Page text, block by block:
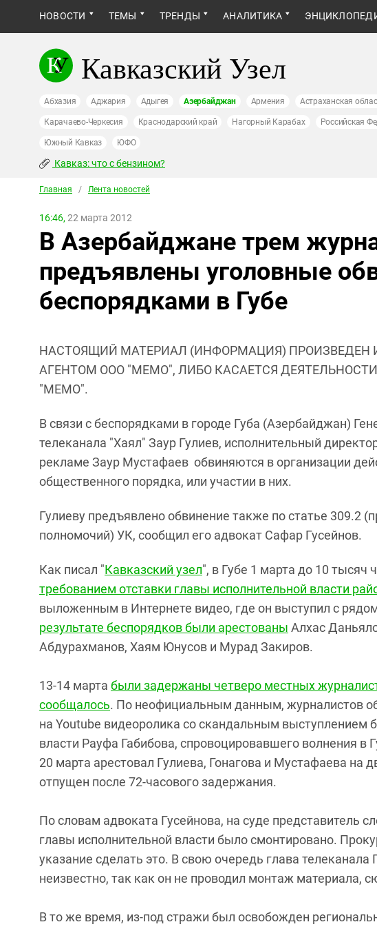
НОВОСТИ ТЕМЫ ТРЕНДЫ АНАЛИТИКА
Кавказский Узел
Абхазия Аджария Адыгея Азербайджан Армения Астраханская
Карачаево-Черкесия Краснодарский край Нагорный Карабах Российская
Южный Кавказ ЮФО
Кавказ: что с бензином?
Главная / Лента новостей
16:46, 22 марта 2012
В Азербайджане трем
предъявлены уголовные
беспорядками в Губе
НАСТОЯЩИЙ МАТЕРИАЛ (ИНФОРМАЦИЯ) ПРОИЗВЕДЕН
АГЕНТОМ ООО "МЕМО", ЛИБО КАСАЕТСЯ
"МЕМО".
В связи с беспорядками в городе Губа (Азербайджан)
телеканала "Хаял" Заур Гулиев, исполнительный
рекламе Заур Мустафаев обвиняются в организации
общественного порядка, или участии в них.
Гулиеву предъявлено обвинение также по статье 309.2
полномочий) УК, сообщил его адвокат Сафар Гусейнов.
Как писал "Кавказский узел", в Губе 1 марта до 10 тысяч
требованием отставки главы исполнительной власти
выложенным в Интернете видео, где он выступил с
результате беспорядков были арестованы Алхас
Абдурахманов, Хаям Юнусов и Мурад Закиров.
13-14 марта были задержаны четверо местных
сообщалось. По неофициальным данным, журналистов
на Youtube видеоролика со скандальным выступлением
власти Рауфа Габибова, спровоцировавшего волнения в
20 марта арестовал Гулиева, Гонагова и Мустафаева на
отпущен после 72-часового задержания.
По словам адвоката Гусейнова, на суде представитель
главы исполнительной власти было смонтировано.
указание сделать это. В свою очередь глава телеканала
неизвестно, так как он не проводил монтаж материала,
В то же время, из-под стражи был освобожден